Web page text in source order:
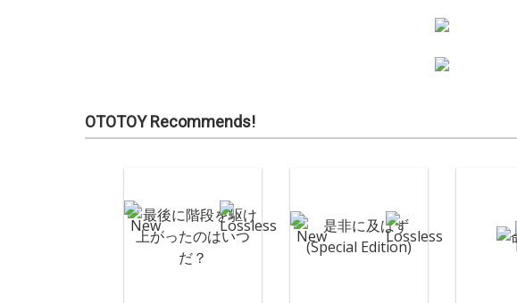
OTOTOY Recommends!